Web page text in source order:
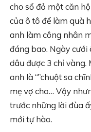
cho sổ đỏ một căn
của ô tô để làm quà
anh làm công nhân
đáng bao. Ngày cưới
dâu được 3 chỉ
anh là “”chuột sa
mẹ vợ cho… Vậy
trước những lời đùa
mới tự hào.